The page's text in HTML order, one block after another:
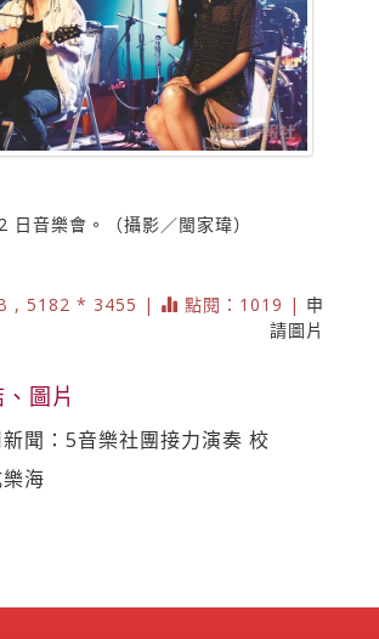
日音樂會。（攝影／閩家瑋）
, 5182 * 3455 | 點閱：1019 | 申
請圖片
圖片
聞：5音樂社團接力演奏 校
海